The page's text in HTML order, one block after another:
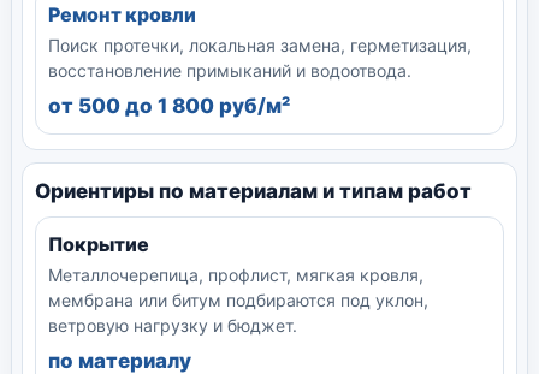
Ремонт кровли
Поиск протечки, локальная замена, герметизация,
восстановление примыканий и водоотвода.
от 500 до 1 800 руб/м²
Ориентиры по материалам и типам работ
Покрытие
Металлочерепица, профлист, мягкая кровля,
мембрана или битум подбираются под уклон,
ветровую нагрузку и бюджет.
по материалу